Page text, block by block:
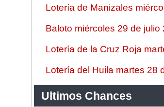
Lotería de Manizales
Baloto miércoles 29 de julio
Lotería de la Cruz Roja
Lotería del Huila martes 28
Ultimos Chances